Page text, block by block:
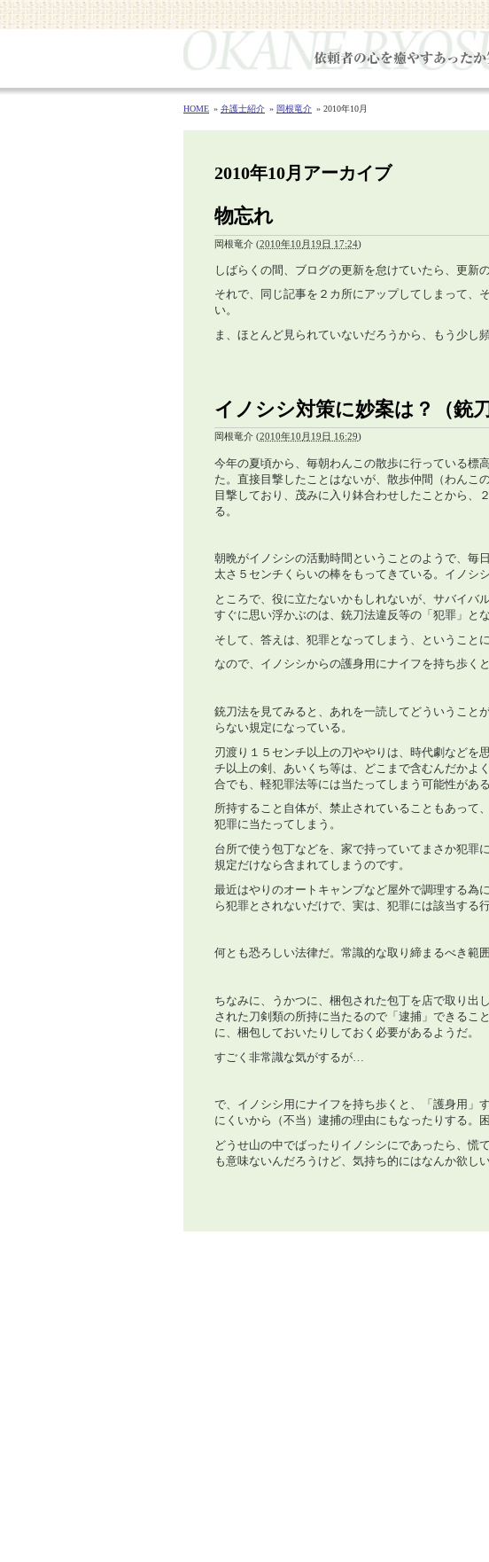
HOME 弁護士紹介 岡根竜介 2010年10月
2010年10月アーカイブ
物忘れ
岡根竜介 (2010年10月19日 17:24)
しばらくの間、ブログの更新を怠けていたら、更新
それで、同じ記事を２カ所にアップしてしまって、
い。
ま、ほとんど見られていないだろうから、もう少し
イノシシ対策に妙案は？（銃刀
岡根竜介 (2010年10月19日 16:29)
今年の夏頃から、毎朝わんこの散歩に行っている標
た。直接目撃したことはないが、散歩仲間（わんこ
目撃しており、茂みに入り鉢合わせしたことから、
る。
朝晩がイノシシの活動時間ということのようで、毎
太さ５センチくらいの棒をもってきている。イノシ
ところで、役に立たないかもしれないが、サバイバ
すぐに思い浮かぶのは、銃刀法違反等の「犯罪」と
そして、答えは、犯罪となってしまう、ということに
なので、イノシシからの護身用にナイフを持ち歩く
銃刀法を見てみると、あれを一読してどういうこと
らない規定になっている。
刃渡り１５センチ以上の刀ややりは、時代劇などを
チ以上の剣、あいくち等は、どこまで含むんだかよ
合でも、軽犯罪法等には当たってしまう可能性がある
所持すること自体が、禁止されていることもあって
犯罪に当たってしまう。
台所で使う包丁などを、家で持っていてまさか犯罪
規定だけなら含まれてしまうのです。
最近はやりのオートキャンプなど屋外で調理する為
ら犯罪とされないだけで、実は、犯罪には該当する行
何とも恐ろしい法律だ。常識的な取り締まるべき範
ちなみに、うかつに、梱包された包丁を店で取り出
された刀剣類の所持に当たるので「逮捕」できるこ
に、梱包しておいたりしておく必要があるようだ。
すごく非常識な気がするが…
で、イノシシ用にナイフを持ち歩くと、「護身用」
にくいから（不当）逮捕の理由にもなったりする。
どうせ山の中でばったりイノシシにであったら、慌
も意味ないんだろうけど、気持ち的にはなんか欲しい